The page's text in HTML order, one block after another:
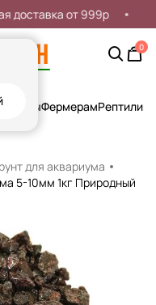
доставка от 999р
0
ПтицыФермерамРептилии
для аквариума
5-10мм 1кг Природный